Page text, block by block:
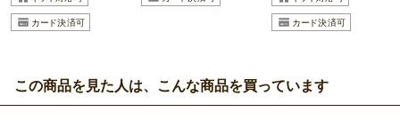
この商品を見た人は、こんな商品を買っています